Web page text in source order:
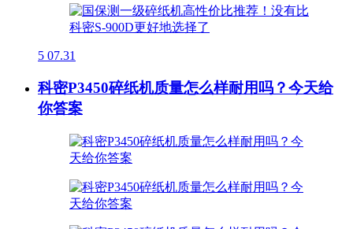
5 07.31
科密P3450碎纸机质量怎么样耐用吗？今天给
你答案